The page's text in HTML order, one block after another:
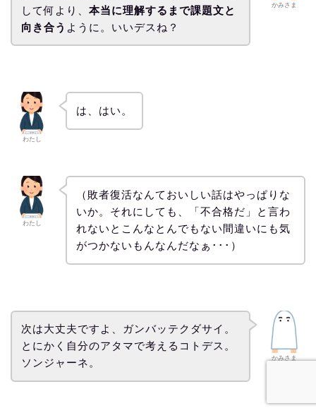
かみさま
して何より、 本当に理解するまで課題文と
向き合う ように。いいデスね？
わたし
は、はい。
わたし
（敗者復活なんておいしい話はやっぱりな
いか。それにしても、「不合格だ」と言わ
れないとこんなとんでもない間違いにも気
がつかないもんなんだなぁ･･･）
かみさま
次は大丈夫ですよ、ガンバッテクダサイ。
とにかく自分のアタマで考えるコトデス。
ソンジャーネ。